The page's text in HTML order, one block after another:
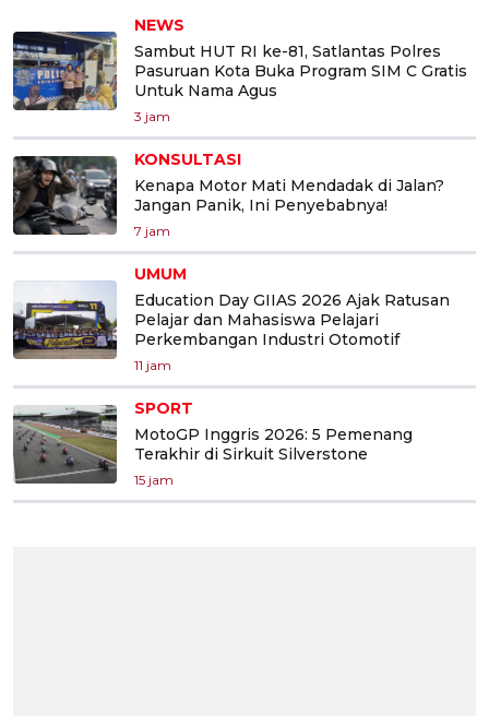
NEWS
Sambut HUT RI ke-81, Satlantas Polres
Pasuruan Kota Buka Program SIM C Gratis
Untuk Nama Agus
3 jam
KONSULTASI
Kenapa Motor Mati Mendadak di Jalan?
Jangan Panik, Ini Penyebabnya!
7 jam
UMUM
Education Day GIIAS 2026 Ajak Ratusan
Pelajar dan Mahasiswa Pelajari
Perkembangan Industri Otomotif
11 jam
SPORT
MotoGP Inggris 2026: 5 Pemenang
Terakhir di Sirkuit Silverstone
15 jam